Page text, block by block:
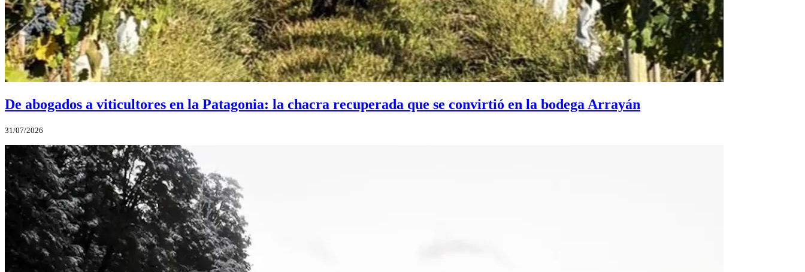
De abogados a viticultores en la Patagonia: la chacra recuperada que se convirtió en la bodega Arrayán
31/07/2026